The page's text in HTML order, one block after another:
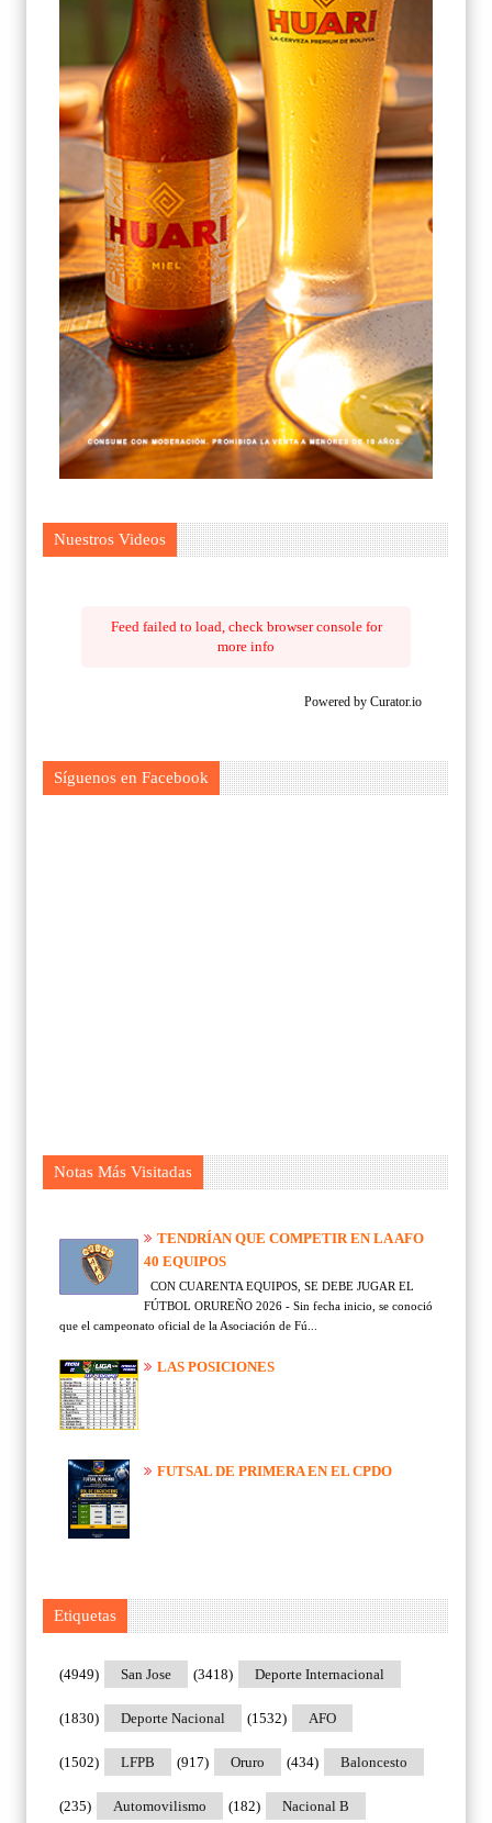
Nuestros Videos
Feed failed to load, check browser console for
more info
Powered by Curator.io
Síguenos en Facebook
Notas Más Visitadas
TENDRÍAN QUE COMPETIR EN LA AFO
40 EQUIPOS
CON CUARENTA EQUIPOS, SE DEBE JUGAR EL
FÚTBOL ORUREÑO 2026 - Sin fecha inicio, se conoció
que el campeonato oficial de la Asociación de Fú...
LAS POSICIONES
FUTSAL DE PRIMERA EN EL CPDO
Etiquetas
San Jose
(4949) Deporte Internacional
(3418)
Deporte Nacional
(1830) AFO
(1532)
LFPB
(1502) Oruro
(917) Baloncesto
(434)
Automovilismo
(235) Nacional B
(182)